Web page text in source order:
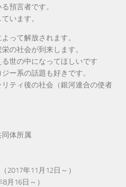
預言者です。
います。
って解放されます。
の社会が到来します。
世の中になってほしいです
ー系の話題も好きです。
ティ後の社会（銀河連合の使者
体所属
2017年11月12日～）
月16日～）